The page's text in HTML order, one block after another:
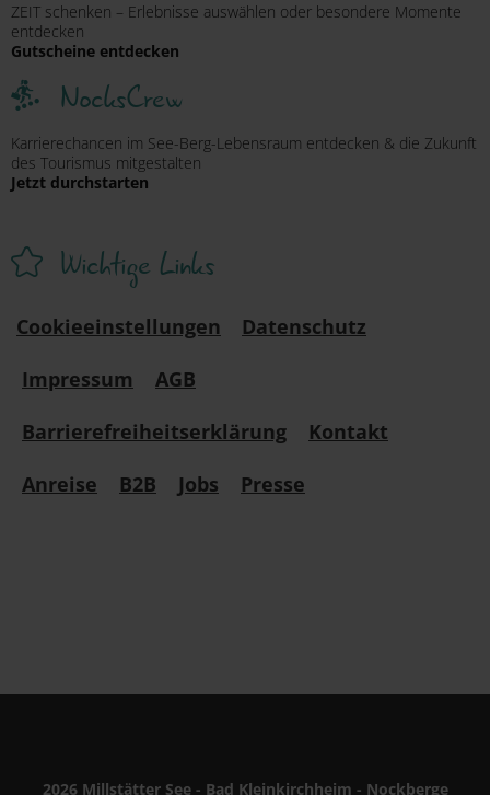
ZEIT schenken – Erlebnisse auswählen oder besondere Momente
entdecken
Gutscheine entdecken
NocksCrew
Karrierechancen im See-Berg-Lebensraum entdecken & die Zukunft
des Tourismus mitgestalten
Jetzt durchstarten
Wichtige Links
Cookieeinstellungen
Datenschutz
Impressum
AGB
Barrierefreiheitserklärung
Kontakt
Anreise
B2B Jobs Presse
2026 Millstätter See - Bad Kleinkirchheim - Nockberge